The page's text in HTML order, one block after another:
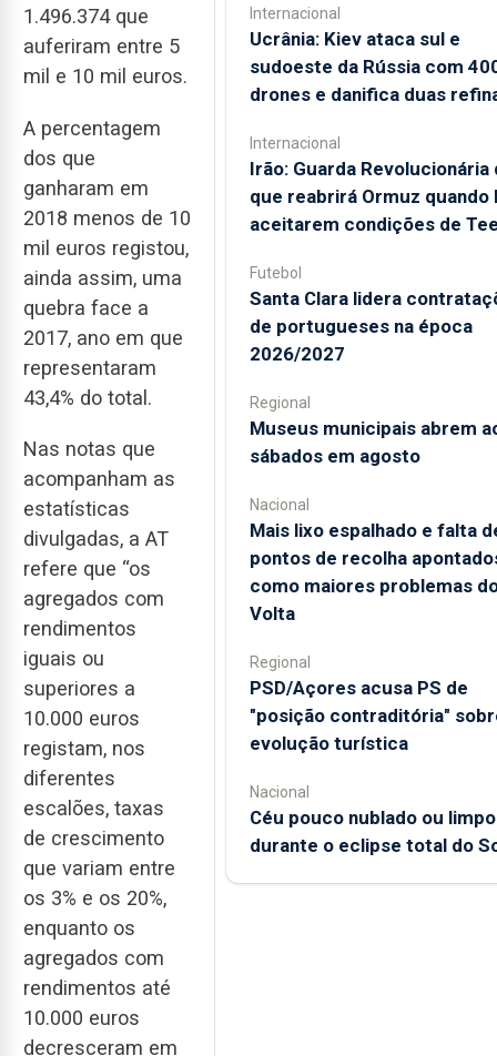
1.496.374 que
auferiram entre 5
mil e 10 mil euros.
A percentagem
dos que
ganharam em
2018 menos de 10
mil euros registou,
ainda assim, uma
quebra face a
2017, ano em que
representaram
43,4% do total.
Nas notas que
acompanham as
estatísticas
divulgadas, a AT
refere que “os
agregados com
rendimentos
iguais ou
superiores a
10.000 euros
registam, nos
diferentes
escalões, taxas
de crescimento
que variam entre
os 3% e os 20%,
enquanto os
agregados com
rendimentos até
10.000 euros
decresceram em
Internacional
Ucrânia: Kiev ataca sul e
sudoeste da Rússia com
drones e danifica duas
Internacional
Irão: Guarda Revolucionária
que reabrirá Ormuz quando
aceitarem condições de
Futebol
Santa Clara lidera
de portugueses na época
2026/2027
Regional
Museus municipais abrem
sábados em agosto
Nacional
Mais lixo espalhado e falta
pontos de recolha
como maiores problemas
Volta
Regional
PSD/Açores acusa PS de
"posição contraditória"
evolução turística
Nacional
Céu pouco nublado ou limpo
durante o eclipse total do